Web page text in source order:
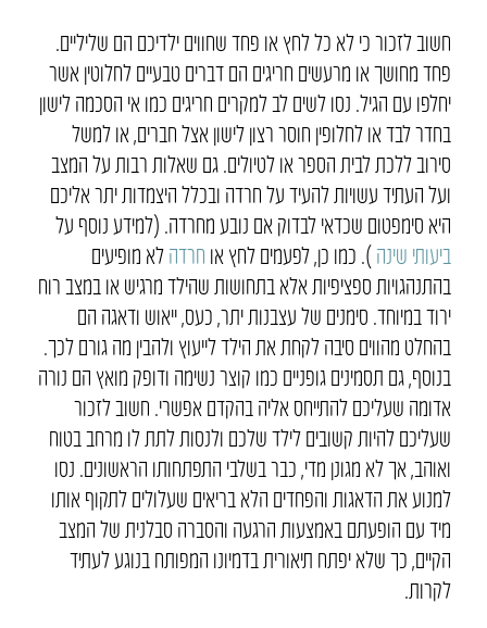
חשוב לזכור כי לא כל לחץ או פחד שחווים ילדיכם הם שליליים.
פחד מחושך או מרעשים חריגים הם דברים טבעיים לחלוטין אשר
יחלפו עם הגיל. נסו לשים לב למקרים חריגים כמו אי הסכמה לישון
בחדר לבד או לחלופין חוסר רצון לישון אצל חברים, או למשל
סירוב ללכת לבית הספר או לטיולים. גם שאלות רבות על המצב
ועל העתיד עשויות להעיד על חרדה ובכלל היצמדות יתר אליכם
היא סימפטום שכדאי לבדוק אם נובע מחרדה. (למידע נוסף על
ביעותי שינה). כמו כן, לפעמים לחץ או חרדהלא מופיעים
בהתנהגויות ספציפיות אלא בתחושות שהילד מרגיש או במצב רוח
ירוד במיוחד. סימנים של עצבנות יתר, כעס, ייאוש ודאגה הם
בהחלט מהווים סיבה לקחת את הילד לייעוץ ולהבין מה גורם לכך.
בנוסף, גם תסמינים גופניים כמו קוצר נשימה ודופק מואץ הם נורה
אדומה שעליכם להתייחס אליה בהקדם אפשרי. חשוב לזכור
שעליכם להיות קשובים לילד שלכם ולנסות לתת לו מרחב בטוח
ואוהב, אך לא מגונן מדי, כבר בשלבי התפתחותו הראשונים. נסו
למנוע את הדאגות והפחדים הלא בריאים שעלולים לתקוף אותו
מיד עם הופעתם באמצעות הרגעה והסברה סבלנית של המצב
הקיים, כך שלא יפתח תיאורית בדמיונו המפותח בנוגע לעתיד
לקרות.